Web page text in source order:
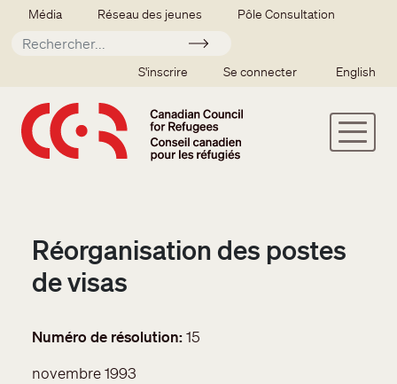
Aller au contenu principal
Secondary menu
Média Réseau des jeunes Pôle Consultation
Soumettre
SSO user menu
S'inscrire Se connecter English
Réorganisation des postes
de visas
Numéro de résolution 15
novembre 1993